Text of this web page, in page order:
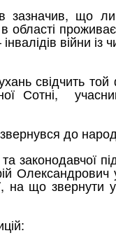
зазначив, що
війни
свідчить
Сотні,
до
що звернути